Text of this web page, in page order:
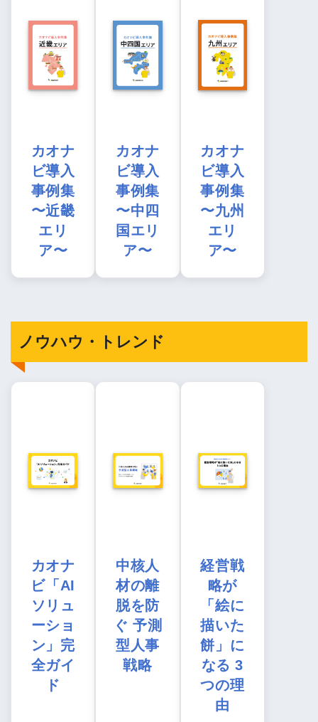
カオナ
ビ導入
事例集
〜近畿
エリ
ア〜
カオナ
ビ導入
事例集
〜中四
国エリ
ア〜
カオナ
ビ導入
事例集
〜九州
エリ
ア〜
ノウハウ・トレンド
カオナ
ビ「AI
ソリュ
ーショ
ン」完
全ガイ
ド
中核人
材の離
脱を防
ぐ 予測
型人事
戦略
経営戦
略が
「絵に
描いた
餅」に
なる 3
つの理
由